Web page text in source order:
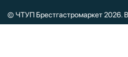
© ЧТУП Брестгастромаркет 2026.